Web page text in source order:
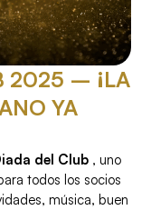
2025 – ¡LA
YA
del Club , uno
todos los socios
música, buen